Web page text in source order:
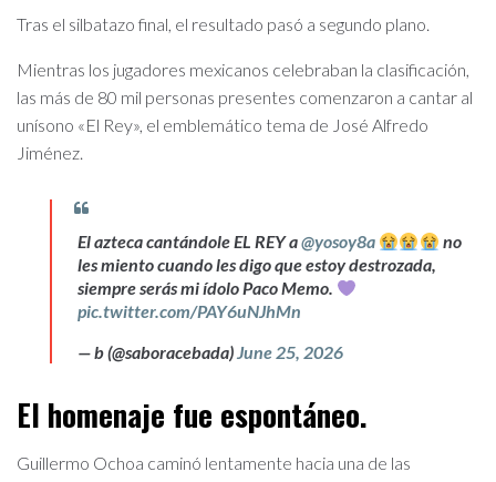
Tras el silbatazo final, el resultado pasó a segundo plano.
Mientras los jugadores mexicanos celebraban la clasificación,
las más de 80 mil personas presentes comenzaron a cantar al
unísono «El Rey», el emblemático tema de José Alfredo
Jiménez.
El azteca cantándole EL REY a@yosoy8a
no
les miento cuando les digo que estoy destrozada,
siempre serás mi ídolo Paco Memo.
pic.twitter.com/PAY6uNJhMn
— b (@saboracebada)June 25, 2026
El homenaje fue espontáneo.
Guillermo Ochoa caminó lentamente hacia una de las